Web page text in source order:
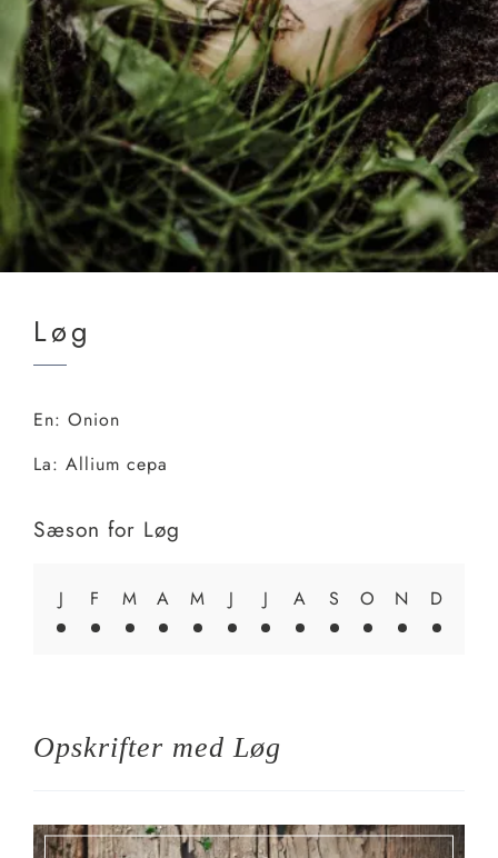
Løg
En: Onion
La: Allium cepa
Sæson for Løg
J F M A M J J A S O N D
Opskrifter medLøg